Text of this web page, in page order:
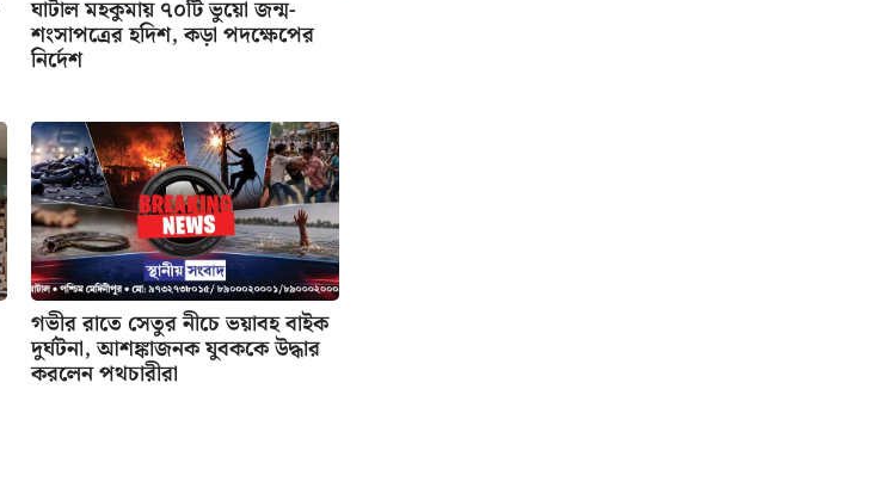
ঘাটাল মহকুমায় ৭০টি ভুয়ো জন্ম-
শংসাপত্রের হদিশ, কড়া পদক্ষেপের
নির্দেশ
গভীর রাতে সেতুর নীচে ভয়াবহ বাইক
দুর্ঘটনা, আশঙ্কাজনক যুবককে উদ্ধার
করলেন পথচারীরা